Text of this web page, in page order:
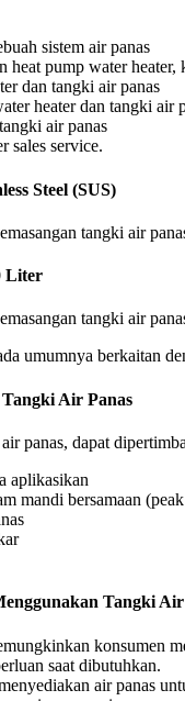
sistem air panas
heat pump water
dan tangki air panas
heater dan tangki air
air panas
sales service.
Steel (SUS)
tangki air
Liter
tangki air
umumnya berkaitan
Air Panas
panas, dapat
aplikasikan
mandi bersamaan
Tangki Air
konsumen
saat dibutuhkan.
air panas